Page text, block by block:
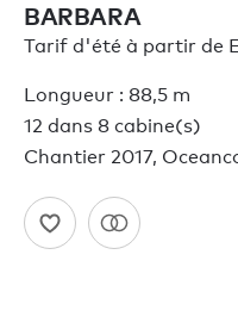
BARBARA
Tarif d'été à partir de
Longueur : 88,5 m
12 dans 8 cabine(s)
Chantier 2017,